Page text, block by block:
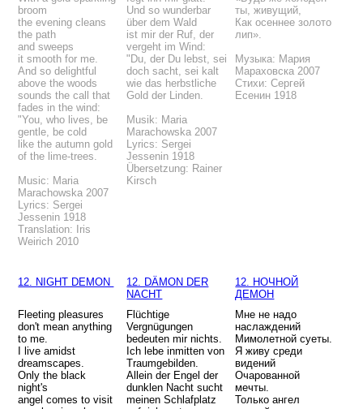
broom
the evening cleans
the path
and sweeps
it smooth for me.
And so delightful
above the woods
sounds the call that
fades in the wind:
"You, who lives, be
gentle, be cold
like the autumn gold
of the lime-trees.
Music: Maria
Marachowska 2007
Lyrics: Sergei
Jessenin 1918
Translation: Iris
Weirich 2010
Und so wunderbar
über dem Wald
ist mir der Ruf, der
vergeht im Wind:
"Du, der Du lebst, sei
doch sacht, sei kalt
wie das herbstliche
Gold der Linden.
Musik: Maria
Marachowska 2007
Lyrics: Sergei
Jessenin 1918
Übersetzung: Rainer
Kirsch
ты, живущий,
Как осеннее золото
лип».
Музыка: Мария
Мараховска 2007
Стихи: Сергей
Есенин 1918
12. NIGHT DEMON
12. DÄMON DER
NACHT
12. НОЧНОЙ
ДЕМОН
Fleeting pleasures
don't mean anything
to me.
I live amidst
dreamscapes.
Only the black
night's
angel comes to visit
Flüchtige
Vergnügungen
bedeuten mir nichts.
Ich lebe inmitten von
Traumgebilden.
Allein der Engel der
dunklen Nacht sucht
meinen Schlafplatz
Мне не надо
наслаждений
Мимолетной суеты.
Я живу среди
видений
Очарованной
мечты.
Только ангел